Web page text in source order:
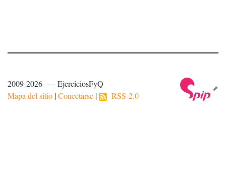
2009-2026 — EjerciciosFyQ
Mapa del sitio |Conectarse | RSS 2.0